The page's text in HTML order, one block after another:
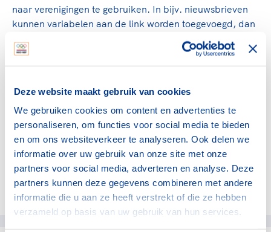
Deze website maakt gebruik van cookies
We gebruiken cookies om content en advertenties te
personaliseren, om functies voor social media te bieden
en om ons websiteverkeer te analyseren. Ook delen we
informatie over uw gebruik van onze site met onze
partners voor social media, adverteren en analyse. Deze
partners kunnen deze gegevens combineren met andere
informatie die u aan ze heeft verstrekt of die ze hebben
verzameld op basis van uw gebruik van hun services.
naar verenigingen te gebruiken. In bijv. nieuwsbrieven
kunnen variabelen aan de link worden toegevoegd, dan
kan het misgaan bij de dataverzameling.)
mail willen ontvangen met hun antwoorden op de
vragen. Voor de bonden bestaat weer de mogelijkheid
om (tegen een geringe vergoeding) een
tabellenrapportage van Mulier te ontvangen met daar in
de resultaten van hun verenigingen op de vragenlijst.
Deel dit artikel op social media: